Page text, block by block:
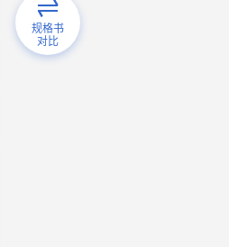
规格书
对比